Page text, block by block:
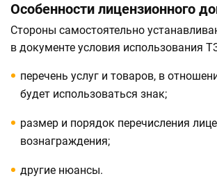
Особенности лицензионного
Стороны самостоятельно
в документе условия использования
перечень услуг и товаров, в
будет использоваться знак;
размер и порядок перечисления
вознаграждения;
другие нюансы.